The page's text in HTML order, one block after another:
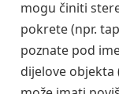
mogu činiti
pokrete (npr.
poznate pod
dijelove objekta